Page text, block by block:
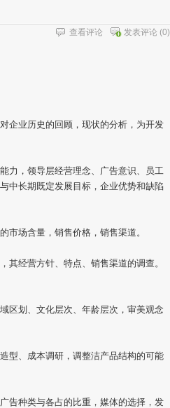
发表评论 (0)
查看评论
企业历史的回顾，现状的分析，为开发
力，领导层经营理念、广告意识、员工
中长期既定发展目标，企业优势和缺陷
市场含量，销售价格，销售渠道。
其经营方针、特点、销售渠道的调查。
区划、文化层次、年龄层次，审美观念
型、成本调研，调整洁产品结构的可能
告种类与各占的比重，媒体的选择，发